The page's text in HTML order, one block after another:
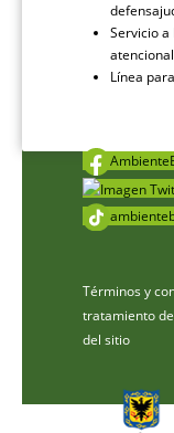
Servicio
Línea
Términos y
tratamiento
del sitio